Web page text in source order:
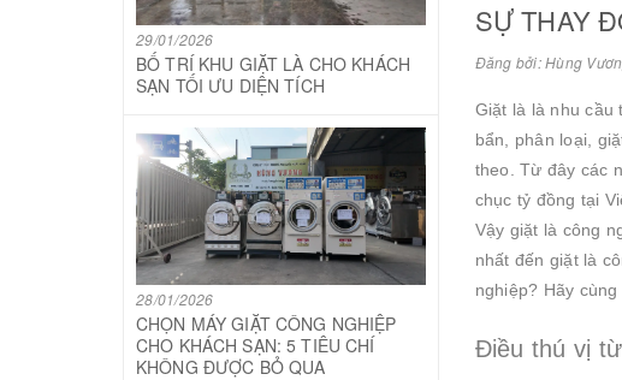
29/01/2026
BỐ TRÍ KHU GIẶT LÀ CHO KHÁCH
SẠN TỐI ƯU DIỆN TÍCH
28/01/2026
CHỌN MÁY GIẶT CÔNG NGHIỆP
CHO KHÁCH SẠN: 5 TIÊU CHÍ
KHÔNG ĐƯỢC BỎ QUA
SỰ THAY
Đăng bởi: Hùng
Giặt là là nhu cầu
bẩn, phân loại,
theo. Từ đây các
chục tỷ đồng tại
Vậy giặt là công
nhất đến giặt là
nghiệp? Hãy
Điều thú vị